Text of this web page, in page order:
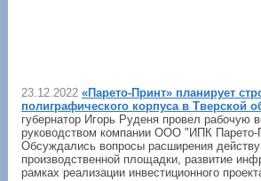
23.12.2022 «Парето-Принт» планирует
полиграфического корпуса в Тверской
губернатор Игорь Руденя провел рабочую
руководством компании ООО "ИПК Парето-
Обсуждались вопросы расширения
производственной площадки, развитие
рамках реализации инвестиционного